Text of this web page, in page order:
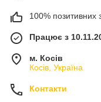
100% позитивних з
Працює з
м. Косів
Косів, Україна
Контакти